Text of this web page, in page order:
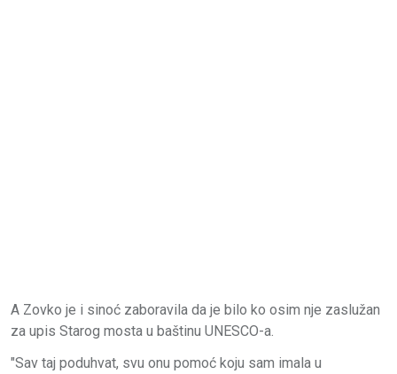
A Zovko je i sinoć zaboravila da je bilo ko osim nje zaslužan
za upis Starog mosta u baštinu UNESCO-a.
"Sav taj poduhvat, svu onu pomoć koju sam imala u